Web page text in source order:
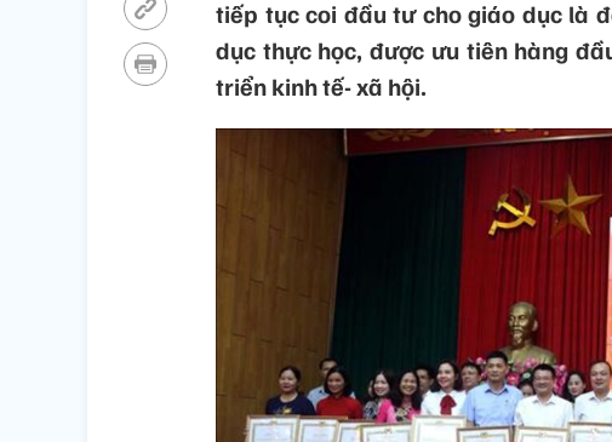
tiếp tục coi đầu tư cho giáo dục là
dục thực học, được ưu tiên hàng
triển kinh tế- xã hội.